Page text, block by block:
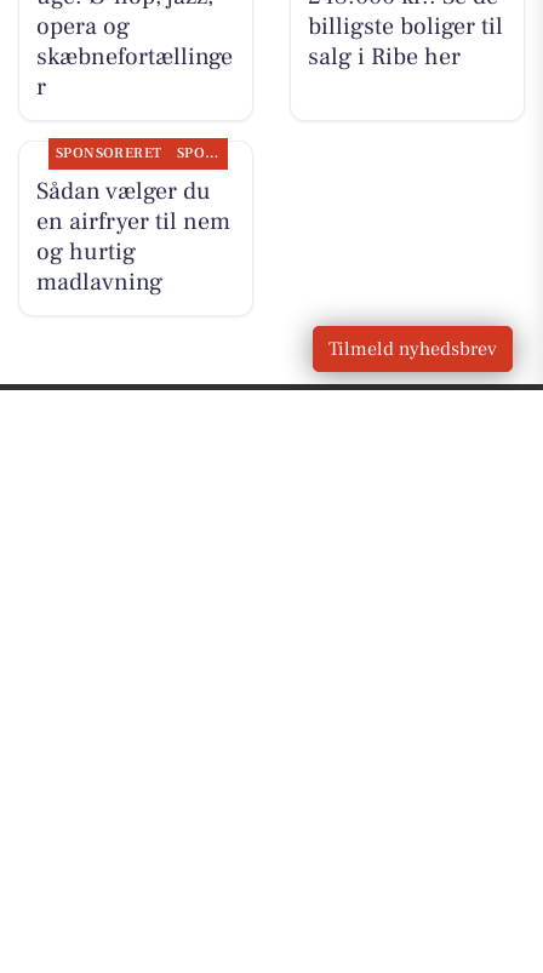
opera og
skæbnefortællinge
r
billigste boliger til
salg i Ribe her
SPONSORERET SPONSORERET INDHOLD
Sådan vælger du
en airfryer til nem
og hurtig
madlavning
Tilmeld nyhedsbrev